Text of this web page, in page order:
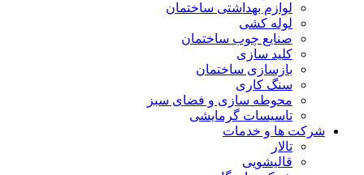
لوازم بهداشتی ساختمان
لوله کشی
صنایع چوب ساختمان
کلید سازی
بازسازی ساختمان
سنگ کاری
محوطه سازی و فضای سبز
تاسیسات گرمایشی
شرکت ها و خدمات
تالار
قالیشویی